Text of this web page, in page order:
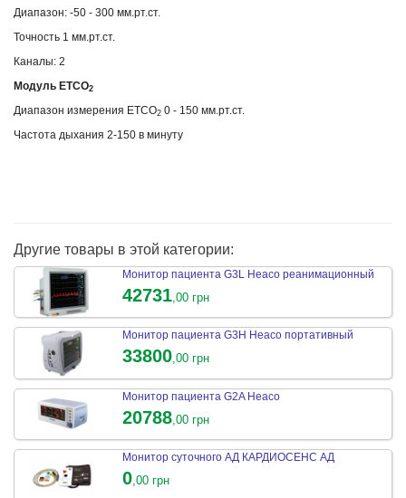
Диапазон: -50 - 300 мм.рт.ст.
Точность 1 мм.рт.ст.
Каналы: 2
Модуль ETCO2
Диапазон измерения ETCO2 0 - 150 мм.рт.ст.
Частота дыхания 2-150 в минуту
Другие товары в этой категории:
Монитор пациента G3L Heaco реанимационный
42731 ,00 грн
Монитор пациента G3H Heaco портативный
33800,00 грн
Монитор пациента G2A Heaco
20788 ,00 грн
Монитор суточного АД КАРДИОСЕНС АД
0,00 грн